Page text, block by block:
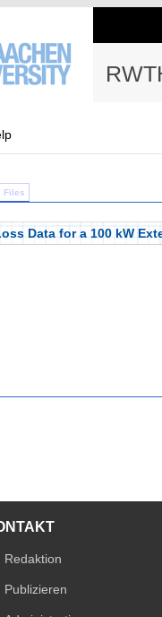
Files
Data for a 100 kW
Redaktion
Publizieren